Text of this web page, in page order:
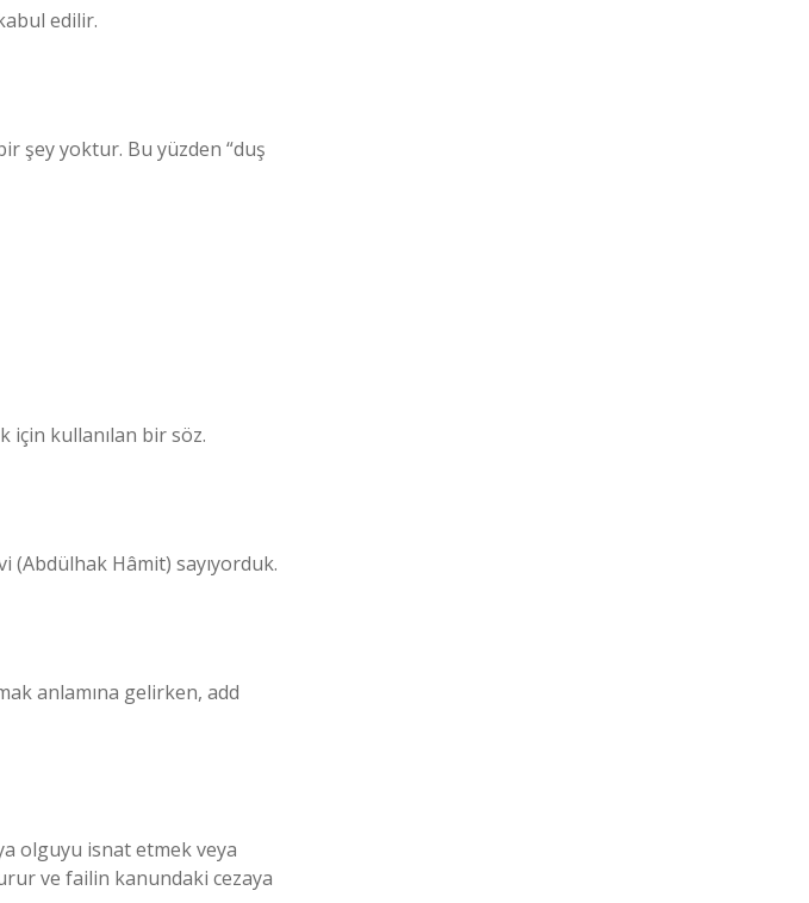
edilir.
şey yoktur. Bu yüzden “duş
için kullanılan bir söz.
(Abdülhak Hâmit) sayıyorduk.
anlamına gelirken, add
olguyu isnat etmek veya
ve failin kanundaki cezaya